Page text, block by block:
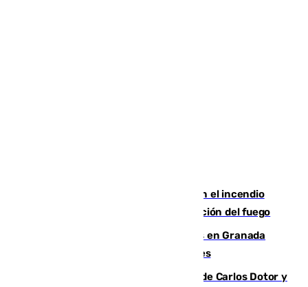
Activado el nivel 2 de emergencia en el incendio
forestal de Niebla por la compleja evolución del fuego
Controlado un incendio de rastrojos en Granada
junto a la autovía y al Callejón de Nogales
Juanfran Funes, sobre las lesiones de Carlos Dotor y